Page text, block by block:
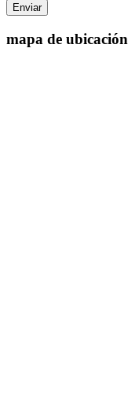
Enviar
mapa de ubicación